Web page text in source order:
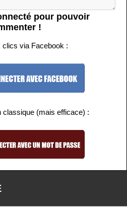
pour pouvoir
!
clics via Facebook :
classique (mais efficace) :